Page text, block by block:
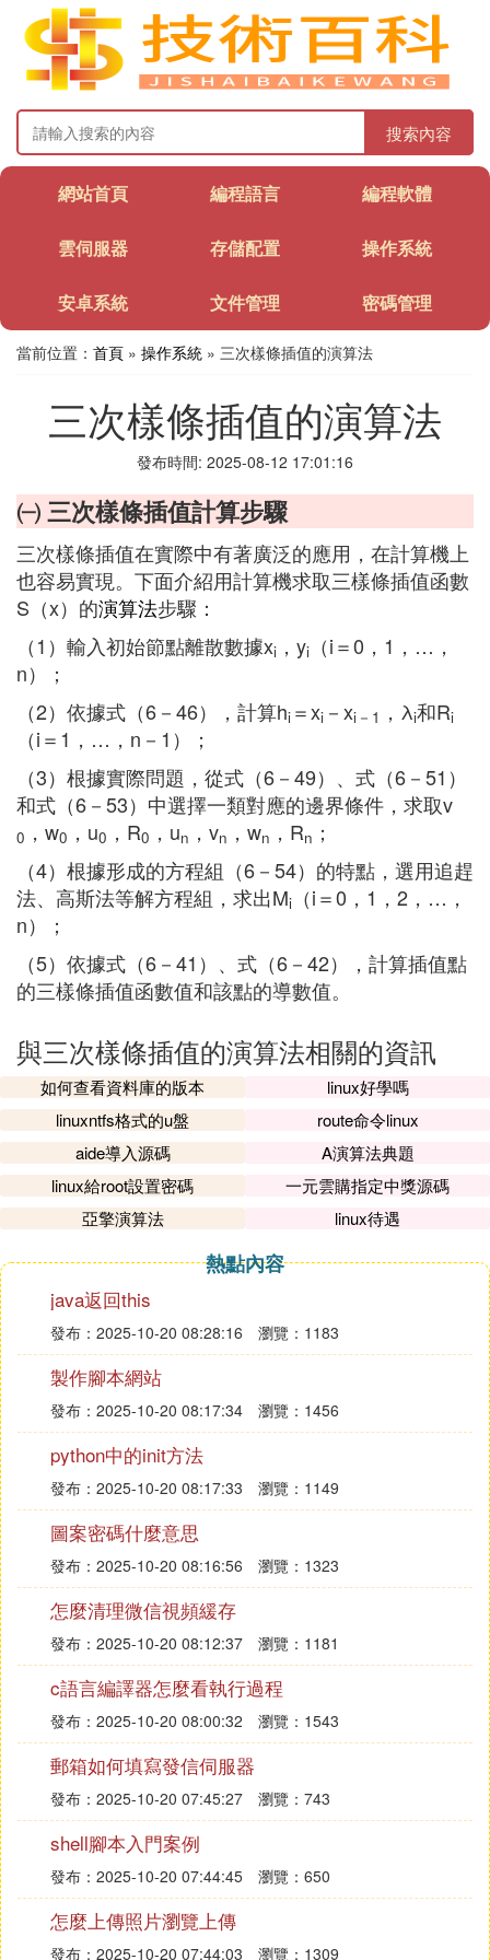
搜索內容
網站首頁 編程語言 編程軟體
雲伺服器 存儲配置 操作系統
安卓系統 文件管理 密碼管理
當前位置： 首頁 » 操作系統 » 三次樣條插值的演算法
三次樣條插值的演算法
發布時間: 2025-08-12 17:01:16
㈠ 三次樣條插值計算步驟
三次樣條插值在實際中有著廣泛的應用，在計算機上
也容易實現。下面介紹用計算機求取三樣條插值函數
S（x）的演算法步驟：
（1）輸入初始節點離散數據xi ，yi （i＝0，1，…，
n）；
（2）依據式（6－46），計算hi ＝xi －xi－1 ，λi和Ri
（i＝1，…，n－1）；
（3）根據實際問題，從式（6－49）、式（6－51）
和式（6－53）中選擇一類對應的邊界條件，求取v
0 ，w0 ，u0 ，R0 ，un ，vn ，wn ，Rn ；
（4）根據形成的方程組（6－54）的特點，選用追趕
法、高斯法等解方程組，求出Mi （i＝0，1，2，…，
n）；
（5）依據式（6－41）、式（6－42），計算插值點
的三樣條插值函數值和該點的導數值。
與三次樣條插值的演算法相關的資訊
如何查看資料庫的版本
linux好學嗎
linuxntfs格式的u盤
route命令linux
aide導入源碼
A演算法典題
linux給root設置密碼
一元雲購指定中獎源碼
亞擎演算法
linux待遇
熱點內容
java返回this
發布：2025-10-20 08:28:16 瀏覽：1183
製作腳本網站
發布：2025-10-20 08:17:34 瀏覽：1456
python中的init方法
發布：2025-10-20 08:17:33 瀏覽：1149
圖案密碼什麼意思
發布：2025-10-20 08:16:56 瀏覽：1323
怎麼清理微信視頻緩存
發布：2025-10-20 08:12:37 瀏覽：1181
c語言編譯器怎麼看執行過程
發布：2025-10-20 08:00:32 瀏覽：1543
郵箱如何填寫發信伺服器
發布：2025-10-20 07:45:27 瀏覽：743
shell腳本入門案例
發布：2025-10-20 07:44:45 瀏覽：650
怎麼上傳照片瀏覽上傳
發布：2025-10-20 07:44:03 瀏覽：1309